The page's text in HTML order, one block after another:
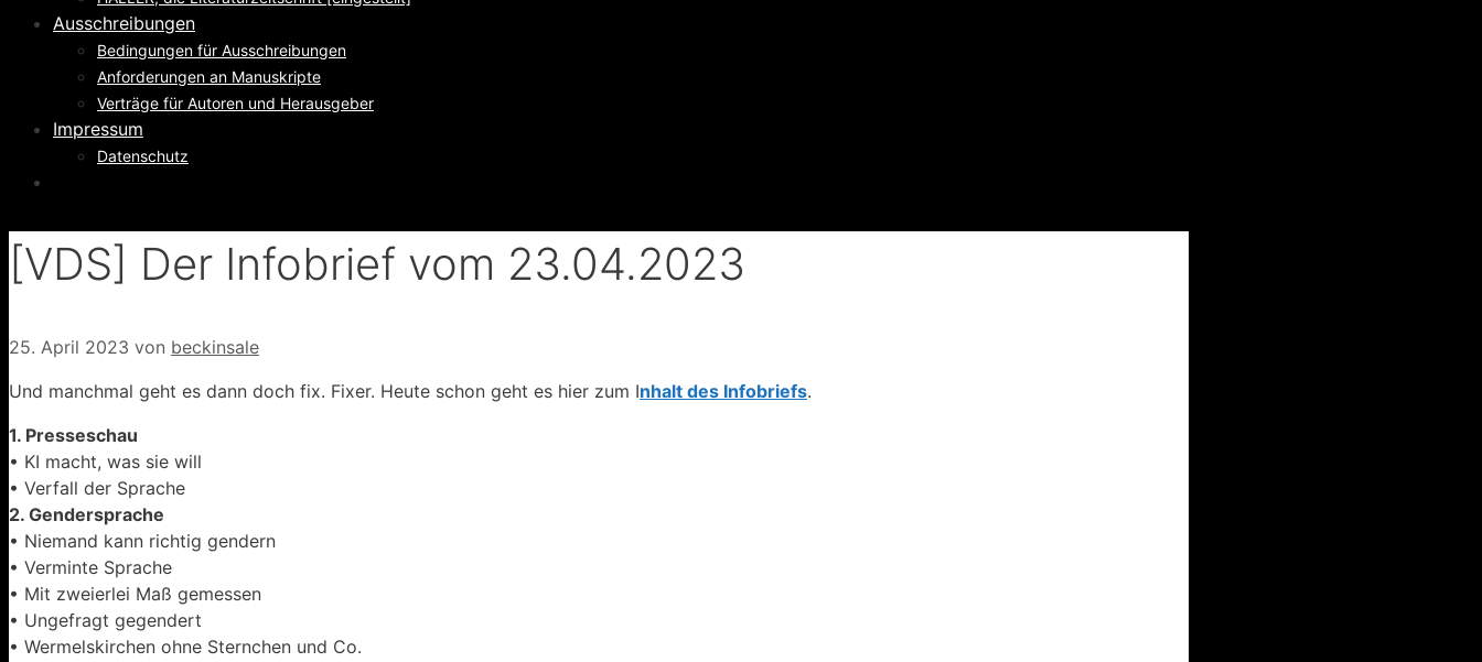
Ausschreibungen
Bedingungen für Ausschreibungen
Anforderungen an Manuskripte
Verträge für Autoren und Herausgeber
Impressum
Datenschutz
[VDS] Der Infobrief vom 23.04.2023
25. April 2023 von beckinsale
Und manchmal geht es dann doch fix. Fixer. Heute schon geht es hier zum Inhalt des Infobriefs.
1. Presseschau
• KI macht, was sie will
• Verfall der Sprache
2. Gendersprache
• Niemand kann richtig gendern
• Verminte Sprache
• Mit zweierlei Maß gemessen
• Ungefragt gegendert
• Wermelskirchen ohne Sternchen und Co.